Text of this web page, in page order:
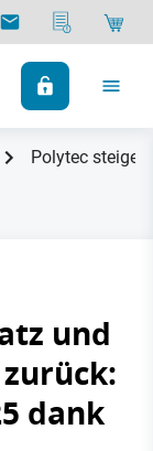
Polytec
und
dank